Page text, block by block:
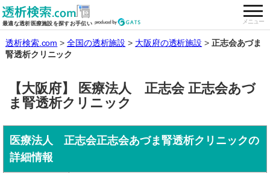
最適な透析医療施設を探すお手伝い メニュー
全国の透析施設を検索する
透析検索.com 全国の透析施設 大阪府の透析施設
正志会あづま
腎透析クリニック
【大阪府】 医療法人 正志会 正志会あづ
ま腎透析クリニック
医療法人 正志会正志会あづま腎透析クリニックの
詳細情報